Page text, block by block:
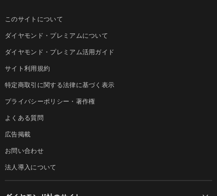
このサイトについて
ダイヤモンド・プレミアムについて
ダイヤモンド・プレミアム活用ガイド
サイト利用規約
特定商取引に関する法律に基づく表示
プライバシーポリシー・著作権
よくある質問
広告掲載
お問い合わせ
法人導入について